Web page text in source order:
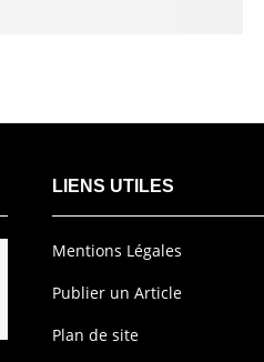
LIENS UTILES
Mentions Légales
Publier un Article
Plan de site